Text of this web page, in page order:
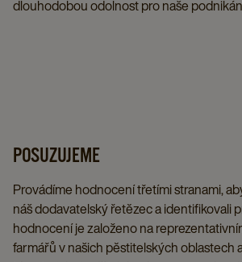
dlouhodobou odolnost pro naše
POSUZUJEME
Provádíme hodnocení třetími stranami,
náš dodavatelský řetězec a identifikovali
hodnocení je založeno na
farmářů v našich pěstitelských oblastech